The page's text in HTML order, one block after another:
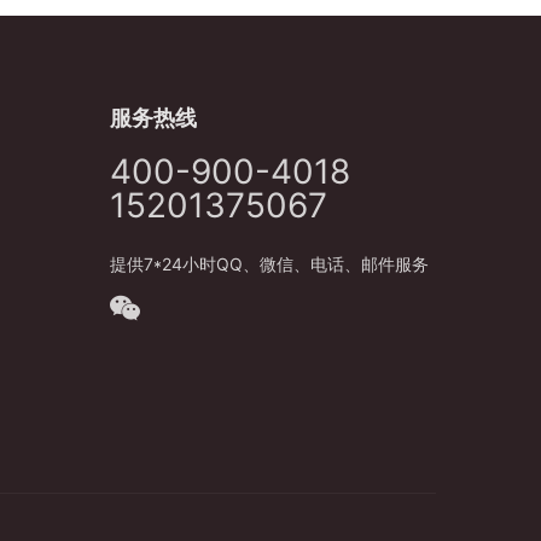
服务热线
400-900-4018
15201375067
提供7*24小时QQ、微信、电话、邮件服务